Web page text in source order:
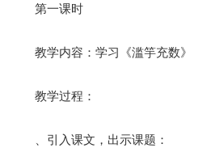
第一课时
教学内容：学习《滥竽充数》
教学过程：
、引入课文，出示课题：